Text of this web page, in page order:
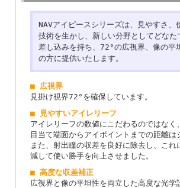
NAVアイピースシリーズは、見やすさ
技術を生かし、新しい分野としてどな
差し込みを持ち、72°の広視界、像の平
の方に提供いたします。
■ 広視界
見掛け視界72°を確保しています。
■ 見やすいアイレリーフ
アイレリーフの数値にこだわるのではな
目当て端面からアイポイントまでの距離は
また、射出瞳の収差を良好に除去し、こ
減して使い勝手を向上させました。
■ 高度な収差補正
広視界と像の平坦性を両立した高度な光学